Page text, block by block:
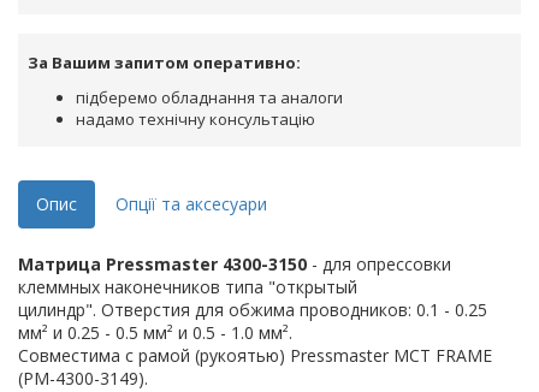
За Вашим запитом оперативно:
підберемо обладнання та аналоги
надамо технічну консультацію
Опис Опції та аксесуари
Матрица Pressmaster 4300-3150 - для опрессовки
клеммных наконечников типа "открытый
цилиндр". Отверстия для обжима проводников: 0.1 - 0.25
мм² и 0.25 - 0.5 мм² и 0.5 - 1.0 мм².
Совместима с рамой (рукоятью) Pressmaster MCT FRAME
(PM-4300-3149).